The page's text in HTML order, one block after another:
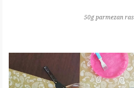
50g parmezan ras